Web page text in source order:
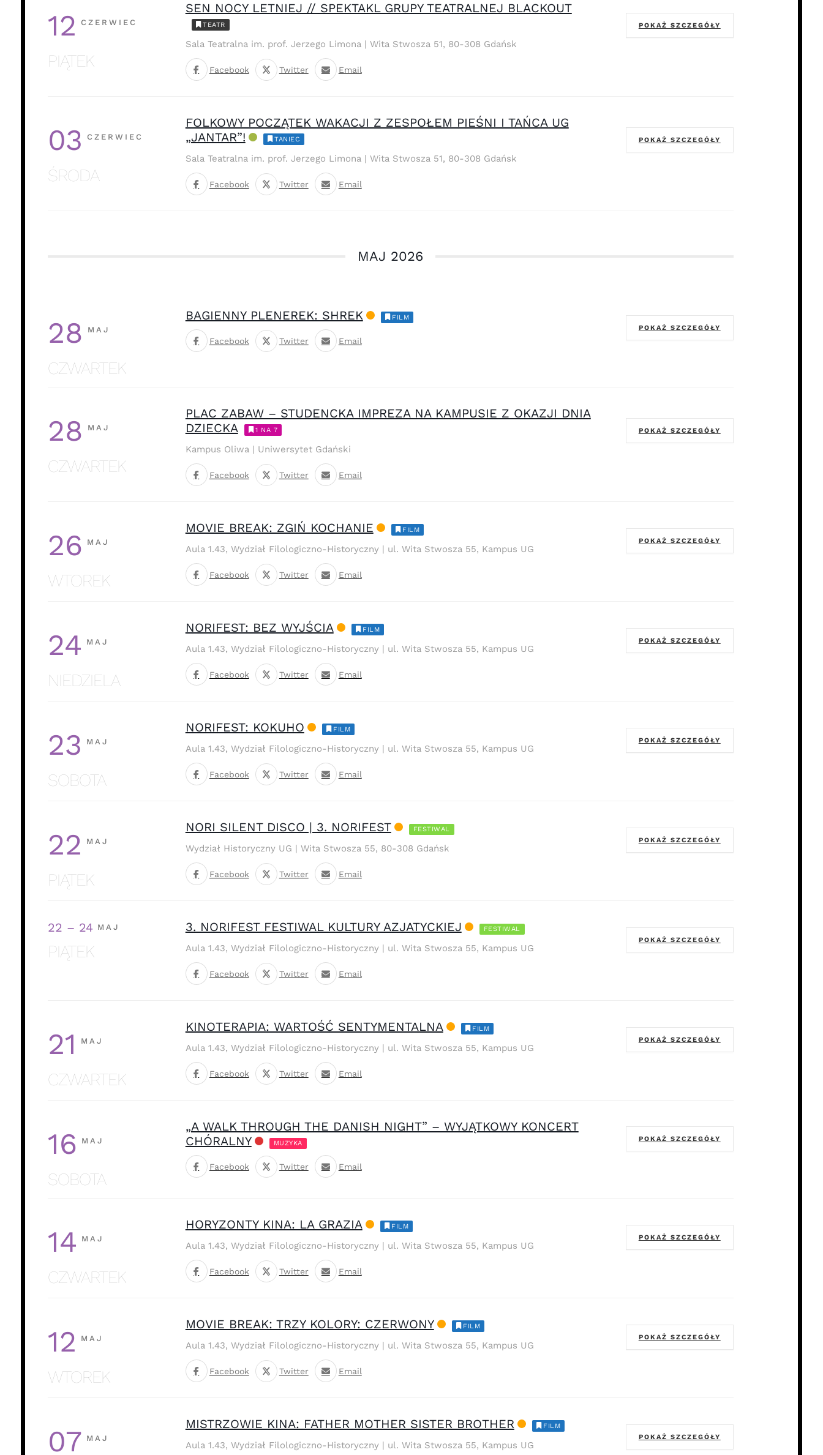
12 CZERWIEC
PIĄTEK
SEN NOCY LETNIEJ // SPEKTAKL GRUPY TEATRALNEJ BLACKOUT
TEATR
Sala Teatralna im. prof. Jerzego Limona | Wita Stwosza 51, 80-308 Gdańsk
Facebook Twitter Email
POKAŻ SZCZEGÓŁY
03 CZERWIEC
ŚRODA
FOLKOWY POCZĄTEK WAKACJI Z ZESPOŁEM PIEŚNI I TAŃCA UG
„JANTAR”!
TANIEC
Sala Teatralna im. prof. Jerzego Limona | Wita Stwosza 51, 80-308 Gdańsk
Facebook Twitter Email
POKAŻ SZCZEGÓŁY
MAJ 2026
28 MAJ
CZWARTEK
BAGIENNY PLENEREK: SHREK FILM
Facebook Twitter Email
POKAŻ SZCZEGÓŁY
28 MAJ
CZWARTEK
PLAC ZABAW – STUDENCKA IMPREZA NA KAMPUSIE Z OKAZJI DNIA
DZIECKA
1 NA 7
Kampus Oliwa | Uniwersytet Gdański
Facebook Twitter Email
POKAŻ SZCZEGÓŁY
26 MAJ
WTOREK
MOVIE BREAK: ZGIŃ KOCHANIE FILM
Aula 1.43, Wydział Filologiczno-Historyczny | ul. Wita Stwosza 55, Kampus UG
Facebook Twitter Email
POKAŻ SZCZEGÓŁY
24 MAJ
NIEDZIELA
NORIFEST: BEZ WYJŚCIA FILM
Aula 1.43, Wydział Filologiczno-Historyczny | ul. Wita Stwosza 55, Kampus UG
Facebook Twitter Email
POKAŻ SZCZEGÓŁY
23 MAJ
SOBOTA
NORIFEST: KOKUHO FILM
Aula 1.43, Wydział Filologiczno-Historyczny | ul. Wita Stwosza 55, Kampus UG
Facebook Twitter Email
POKAŻ SZCZEGÓŁY
22 MAJ
PIĄTEK
NORI SILENT DISCO | 3. NORIFEST FESTIWAL
Wydział Historyczny UG | Wita Stwosza 55, 80-308 Gdańsk
Facebook Twitter Email
POKAŻ SZCZEGÓŁY
22 – 24 MAJ
PIĄTEK
3. NORIFEST FESTIWAL KULTURY AZJATYCKIEJ FESTIWAL
Aula 1.43, Wydział Filologiczno-Historyczny | ul. Wita Stwosza 55, Kampus UG
Facebook Twitter Email
POKAŻ SZCZEGÓŁY
21 MAJ
CZWARTEK
KINOTERAPIA: WARTOŚĆ SENTYMENTALNA FILM
Aula 1.43, Wydział Filologiczno-Historyczny | ul. Wita Stwosza 55, Kampus UG
Facebook Twitter Email
POKAŻ SZCZEGÓŁY
16 MAJ
SOBOTA
„A WALK THROUGH THE DANISH NIGHT” – WYJĄTKOWY KONCERT
CHÓRALNY
MUZYKA
Facebook Twitter Email
POKAŻ SZCZEGÓŁY
14 MAJ
CZWARTEK
HORYZONTY KINA: LA GRAZIA FILM
Aula 1.43, Wydział Filologiczno-Historyczny | ul. Wita Stwosza 55, Kampus UG
Facebook Twitter Email
POKAŻ SZCZEGÓŁY
12 MAJ
WTOREK
MOVIE BREAK: TRZY KOLORY: CZERWONY FILM
Aula 1.43, Wydział Filologiczno-Historyczny | ul. Wita Stwosza 55, Kampus UG
Facebook Twitter Email
POKAŻ SZCZEGÓŁY
07 MAJ
MISTRZOWIE KINA: FATHER MOTHER SISTER BROTHER FILM
Aula 1.43, Wydział Filologiczno-Historyczny | ul. Wita Stwosza 55, Kampus UG
POKAŻ SZCZEGÓŁY